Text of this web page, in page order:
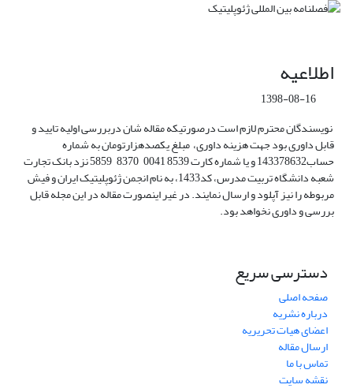
اطلاعیه
1398-08-16
نویسندگان محترم لازم است درصورتیکه مقاله شان دربررسی اولیه تایید و
قابل داوری بود جهت هزینه داوری، مبلغ یکصدهزارتومان به شماره
حساب143378632 و یا شماره کارت 8539 0041 8370 5859 نزد بانک تجارت
شعبه دانشگاه تربیت مدرس، کد1433، به نام انجمن ژئوپلیتیک ایران و فیش
مربوطه را نیز آپلود و ارسال نمایند. در غیر اینصورت مقاله در این مجله قابل
بررسی و داوری نخواهد بود.
دسترسی سریع
صفحه اصلی
درباره نشریه
اعضای هیات تحریریه
ارسال مقاله
تماس با ما
نقشه سایت